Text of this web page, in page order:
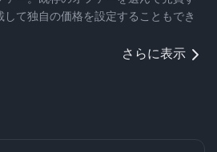
て独自の価格を設定することもでき
さらに表示